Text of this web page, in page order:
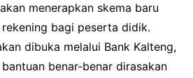
menerapkan skema baru
bagi peserta didik.
dibuka melalui Bank Kalteng,
benar-benar dirasakan